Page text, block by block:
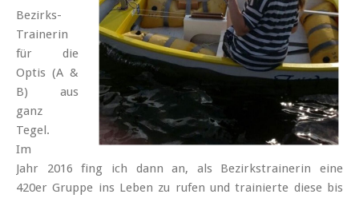
Bezirks-
Trainerin
für die
Optis (A &
B) aus
ganz
Tegel.
Im
Jahr 2016 fing ich dann an, als Bezirks­trainerin eine
420er Gruppe ins Leben zu rufen und trainierte diese bis